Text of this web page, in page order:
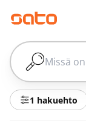
1 hakuehto